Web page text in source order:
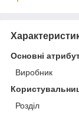
Основні
Виробник
Розділ